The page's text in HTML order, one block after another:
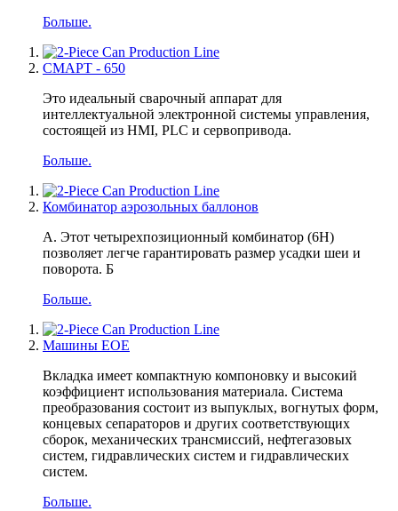
Больше.
СМАРТ - 650
Это идеальный сварочный аппарат для
интеллектуальной электронной системы управления,
состоящей из HMI, PLC и сервопривода.
Больше.
Комбинатор аэрозольных баллонов
A. Этот четырехпозиционный комбинатор (6H)
позволяет легче гарантировать размер усадки шеи и
поворота. Б
Больше.
Машины EOE
Вкладка имеет компактную компоновку и высокий
коэффициент использования материала. Система
преобразования состоит из выпуклых, вогнутых форм,
концевых сепараторов и других соответствующих
сборок, механических трансмиссий, нефтегазовых
систем, гидравлических систем и гидравлических
систем.
Больше.